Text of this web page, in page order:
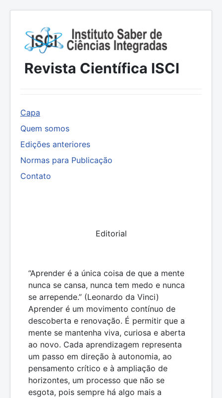
Revista Científica ISCI
Capa
Quem somos
Edições anteriores
Normas para Publicação
Contato
Editorial
“Aprender é a única coisa de que a mente
nunca se cansa, nunca tem medo e nunca
se arrepende.” (Leonardo da Vinci)
Aprender é um movimento contínuo de
descoberta e renovação. É permitir que a
mente se mantenha viva, curiosa e aberta
ao novo. Cada aprendizagem representa
um passo em direção à autonomia, ao
pensamento crítico e à ampliação de
horizontes, um processo que não se
esgota, pois sempre há algo mais a